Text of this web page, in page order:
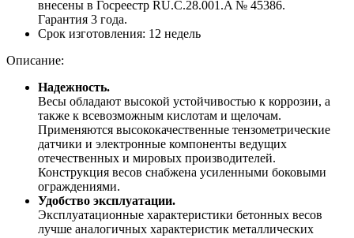
внесены в Госреестр RU.C.28.001.A № 45386.
Гарантия 3 года.
Срок изготовления: 12 недель
Описание:
Надежность.
Весы обладают высокой устойчивостью к коррозии, а
также к всевозможным кислотам и щелочам.
Применяются высококачественные тензометрические
датчики и электронные компоненты ведущих
отечественных и мировых производителей.
Конструкция весов снабжена усиленными боковыми
ограждениями.
Удобство эксплуатации.
Эксплуатационные характеристики бетонных весов
лучше аналогичных характеристик металлических